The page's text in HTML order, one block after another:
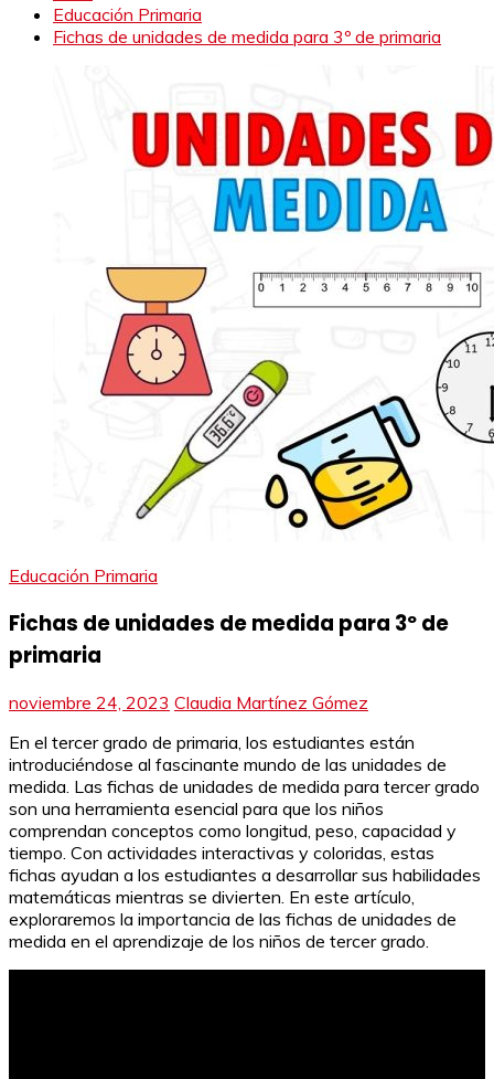
Educación Primaria
Fichas de unidades de medida para 3º de primaria
Educación Primaria
Fichas de unidades de medida para 3º de
primaria
noviembre 24, 2023 Claudia Martínez Gómez
En el tercer grado de primaria, los estudiantes están
introduciéndose al fascinante mundo de las unidades de
medida. Las fichas de unidades de medida para tercer grado
son una herramienta esencial para que los niños
comprendan conceptos como longitud, peso, capacidad y
tiempo. Con actividades interactivas y coloridas, estas
fichas ayudan a los estudiantes a desarrollar sus habilidades
matemáticas mientras se divierten. En este artículo,
exploraremos la importancia de las fichas de unidades de
medida en el aprendizaje de los niños de tercer grado.